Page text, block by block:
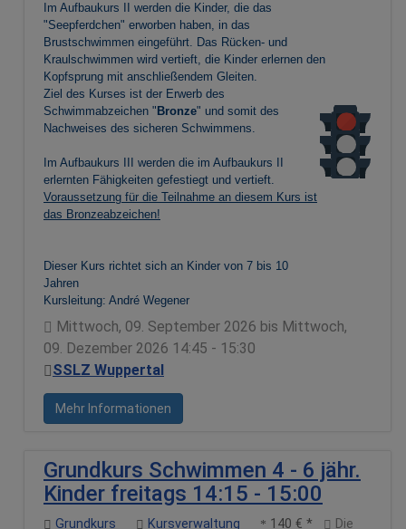
Im Aufbaukurs II werden die Kinder, die das
"Seepferdchen" erworben haben, in das
Brustschwimmen eingeführt. Das Rücken- und
Kraulschwimmen wird vertieft, die Kinder erlernen den
Kopfsprung mit anschließendem Gleiten.
Ziel des Kurses ist der Erwerb des
Schwimmabzeichen " Bronze" und somit des
Nachweises des sicheren Schwimmens.
Im Aufbaukurs III werden die im Aufbaukurs II
erlernten Fähigkeiten gefestiegt und vertieft.
Voraussetzung für die Teilnahme an diesem Kurs ist
das Bronzeabzeichen!
Dieser Kurs richtet sich an Kinder von 7 bis 10
Jahren
Kursleitung: André Wegener
Mittwoch, 09. September 2026 bis Mittwoch,
09. Dezember 2026 14:45 - 15:30
SSLZ Wuppertal
Mehr Informationen
Grundkurs Schwimmen 4 - 6 jähr.
Kinder freitags 14:15 - 15:00
Grundkurs Kursverwaltung 140 € *
Die